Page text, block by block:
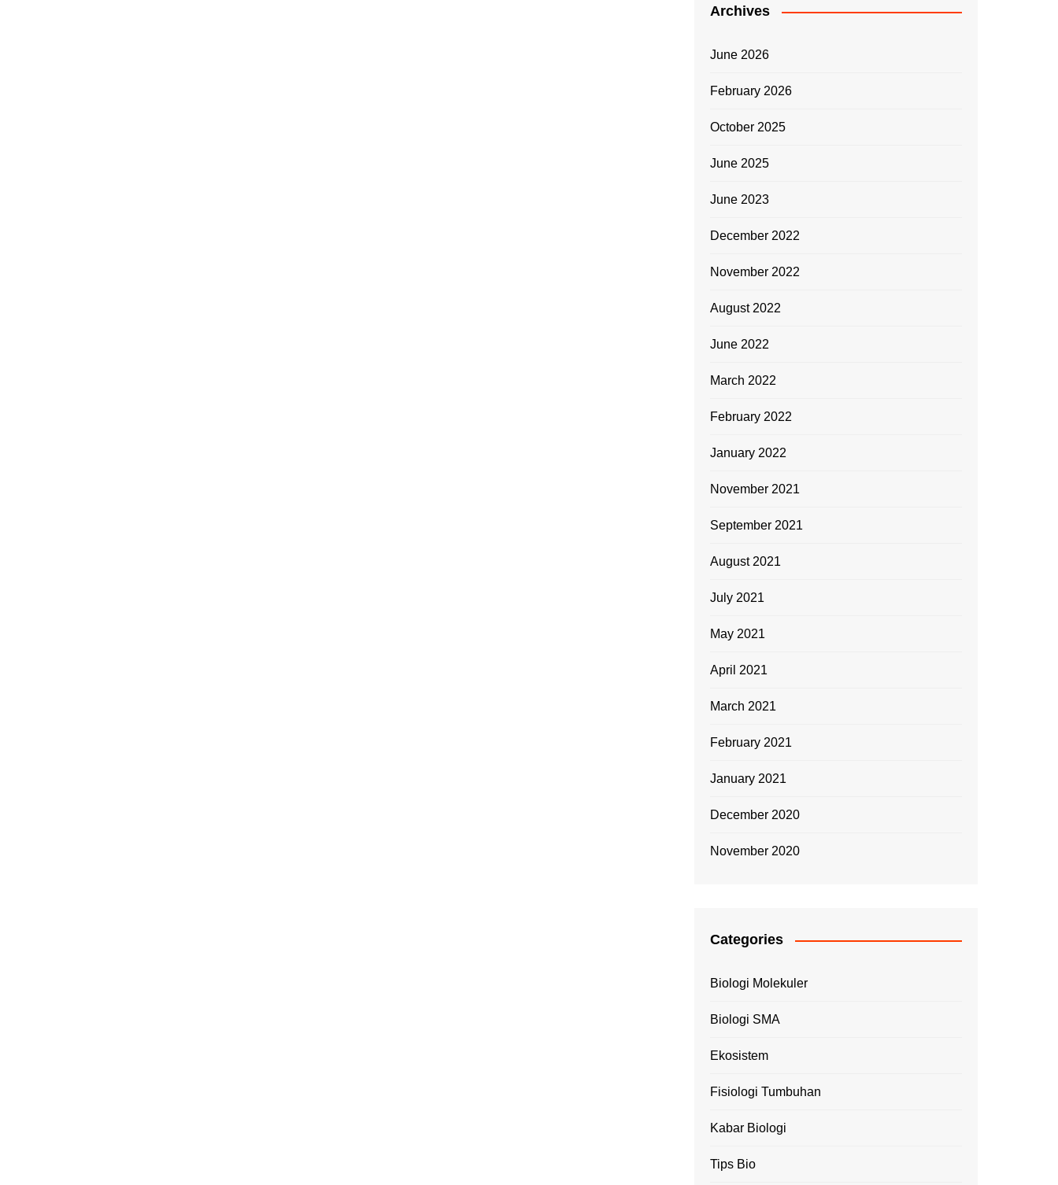
Archives
June 2026
February 2026
October 2025
June 2025
June 2023
December 2022
November 2022
August 2022
June 2022
March 2022
February 2022
January 2022
November 2021
September 2021
August 2021
July 2021
May 2021
April 2021
March 2021
February 2021
January 2021
December 2020
November 2020
Categories
Biologi Molekuler
Biologi SMA
Ekosistem
Fisiologi Tumbuhan
Kabar Biologi
Tips Bio